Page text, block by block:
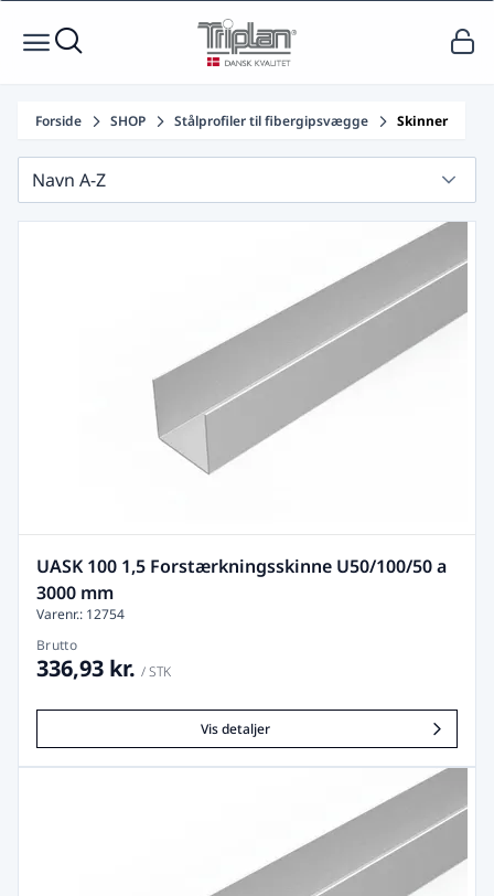
Forside SHOP Stålprofiler til fibergipsvægge Skinner
Navn A-Z
UASK 100 1,5 Forstærkningsskinne U50/100/50 a
3000 mm
Varenr.: 12754
Brutto
336,93 kr. / STK
Vis detaljer